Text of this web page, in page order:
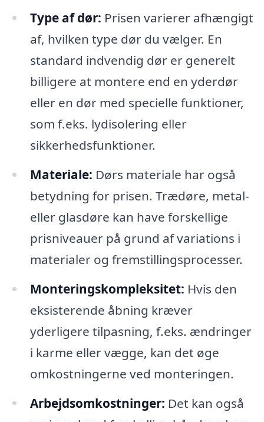
Type af dør: Prisen varierer afhængigt
af, hvilken type dør du vælger. En
standard indvendig dør er generelt
billigere at montere end en yderdør
eller en dør med specielle funktioner,
som f.eks. lydisolering eller
sikkerhedsfunktioner.
Materiale: Dørs materiale har også
betydning for prisen. Trædøre, metal-
eller glasdøre kan have forskellige
prisniveauer på grund af variations i
materialer og fremstillingsprocesser.
Monteringskompleksitet: Hvis den
eksisterende åbning kræver
yderligere tilpasning, f.eks. ændringer
i karme eller vægge, kan det øge
omkostningerne ved monteringen.
Arbejdsomkostninger: Det kan også